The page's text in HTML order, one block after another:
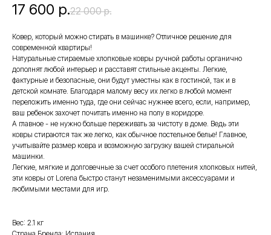
17 600 р.22 000 р.
Ковер, который можно стирать в машинке? Отличное решение для
современной квартиры!
Натуральные стираемые хлопковые ковры ручной работы органично
дополнят любой интерьер и расставят стильные акценты. Легкие,
фактурные и безопасные, они будут уместны как в гостиной, так и в
детской комнате. Благодаря малому весу их легко в любой момент
переложить именно туда, где они сейчас нужнее всего, если, например,
ваш ребенок захочет почитать именно на полу в коридоре.
А главное - не нужно больше переживать за чистоту в доме. Ведь эти
ковры стираются так же легко, как обычное постельное белье! Главное,
учитывайте размер ковра и возможную загрузку вашей стиральной
машинки.
Легкие, мягкие и долговечные за счет особого плетения хлопковых нитей,
эти ковры от Lorena быстро станут незаменимыми аксессуарами и
любимыми местами для игр.
Вес: 2.1 кг